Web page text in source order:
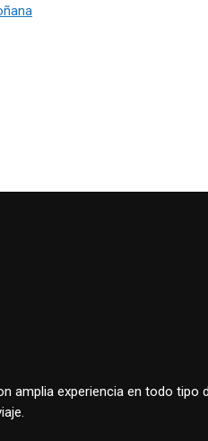
amplia experiencia en todo